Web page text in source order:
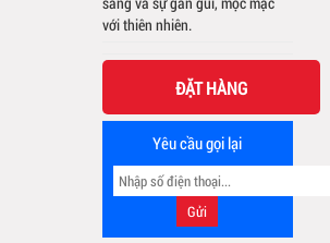
với thiên nhiên.
ĐẶT HÀNG
Yêu cầu gọi lại